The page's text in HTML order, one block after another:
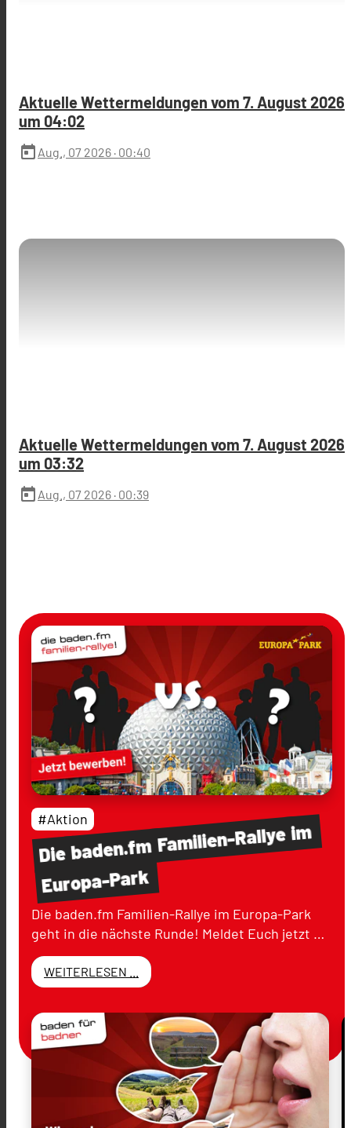
Aktuelle Wettermeldungen vom 7. August 2026
um 04:02
today Aug., 07 2026 · 00:40
Aktuelle Wettermeldungen vom 7. August 2026
um 03:32
today Aug., 07 2026 · 00:39
Diebaden.fmFamilien-Rallyeim
Europa-Park
#Aktion
Die baden.fm Familien-Rallye im Europa-Park
geht in die nächste Runde! Meldet Euch jetzt …
WEITERLESEN ...